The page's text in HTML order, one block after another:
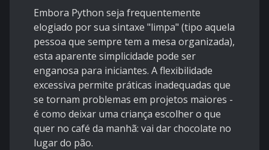
Embora Python seja frequentemente
elogiado por sua sintaxe "limpa" (tipo aquela
pessoa que sempre tem a mesa organizada),
esta aparente simplicidade pode ser
enganosa para iniciantes. A flexibilidade
excessiva permite práticas inadequadas que
se tornam problemas em projetos maiores -
é como deixar uma criança escolher o que
quer no café da manhã: vai dar chocolate no
lugar do pão.